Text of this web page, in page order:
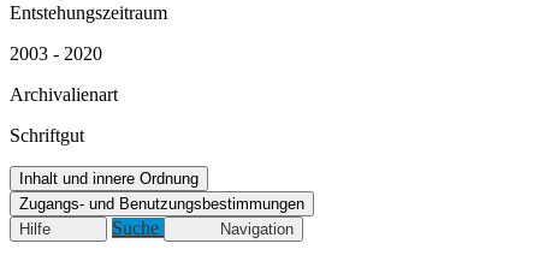
Entstehungszeitraum
2003 - 2020
Archivalienart
Schriftgut
Inhalt und innere Ordnung
Zugangs- und Benutzungsbestimmungen
Hilfe
Suche Navigation